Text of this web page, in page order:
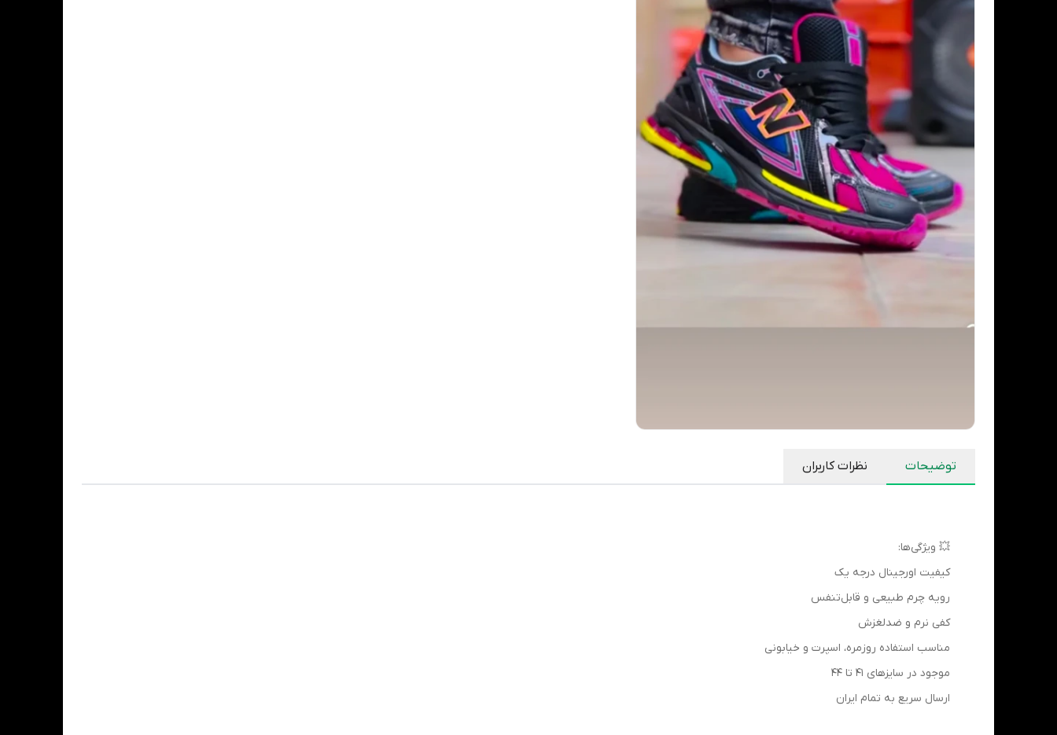
توضیحات نظرات کاربران
💥 ویژگی‌ها:
کیفیت اورجینال درجه یک
رویه چرم طبیعی و قابل‌تنفس
کفی نرم و ضدلغزش
مناسب استفاده روزمره، اسپرت و خیابونی
موجود در سایزهای 41 تا 44
ارسال سریع به تمام ایران